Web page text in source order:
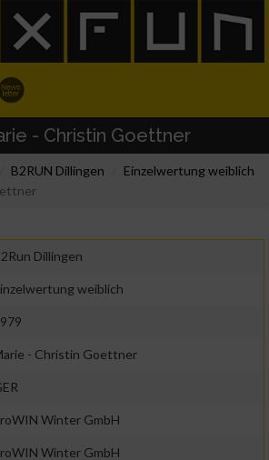
- Christin Goettner
B2RUN Dillingen
Einzelwertung weiblich
Dillingen
weiblich
- Christin Goettner
Winter GmbH
Winter GmbH